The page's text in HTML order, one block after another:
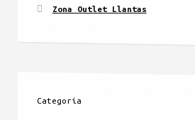
Zona Outlet Llantas
Categoría